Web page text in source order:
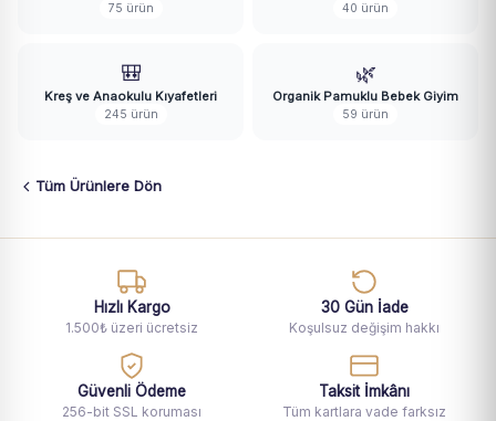
75 ürün 40 ürün
🎒
Kreş ve Anaokulu Kıyafetleri
245 ürün
🌿
Organik Pamuklu Bebek Giyim
59 ürün
Tüm Ürünlere Dön
Hızlı Kargo
1.500₺ üzeri ücretsiz
30 Gün İade
Koşulsuz değişim hakkı
Güvenli Ödeme
256-bit SSL koruması
Taksit İmkânı
Tüm kartlara vade farksız